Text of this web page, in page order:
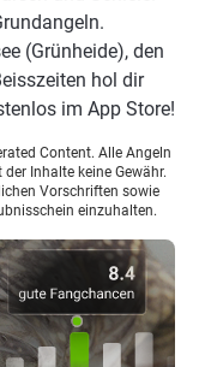
(Grünheide), den
hol dir
im App Store!
Content. Alle Angeln
Inhalte keine Gewähr.
Vorschriften sowie
einzuhalten.